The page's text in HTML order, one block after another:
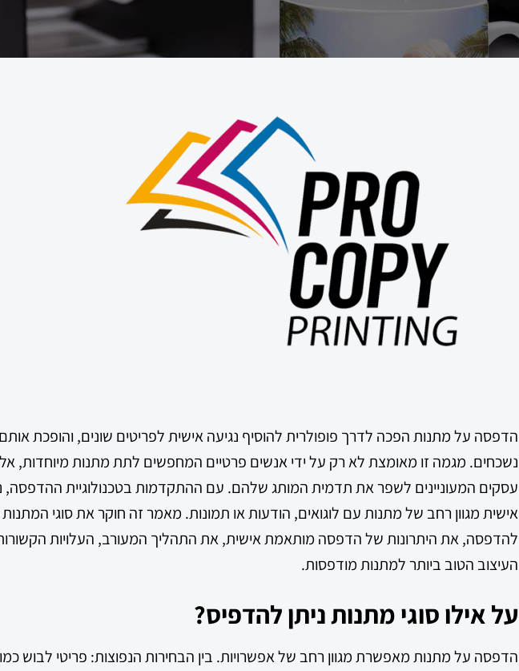
הדפסה על מתנות הפכה לדרך פופולרית להוסיף נגיעה אישית לפריטים שונים, והופכת אותם
נשכחים. מגמה זו מאומצת לא רק על ידי אנשים פרטיים המחפשים לתת מתנות מיוחדות,
עסקים המעוניינים לשפר את תדמית המותג שלהם. עם ההתקדמות בטכנולוגיית ההדפסה,
אישית מגוון רחב של מתנות עם לוגואים, הודעות או תמונות. מאמר זה חוקר את סוגי
להדפסה, את היתרונות של הדפסה מותאמת אישית, את התהליך המעורב, העלויות
העיצוב הטוב ביותר למתנות מודפסות.
על אילו סוגי מתנות ניתן להדפיס?
הדפסה על מתנות מאפשרת מגוון רחב של אפשרויות. בין הבחירות הנפוצות: פריטי לבוש